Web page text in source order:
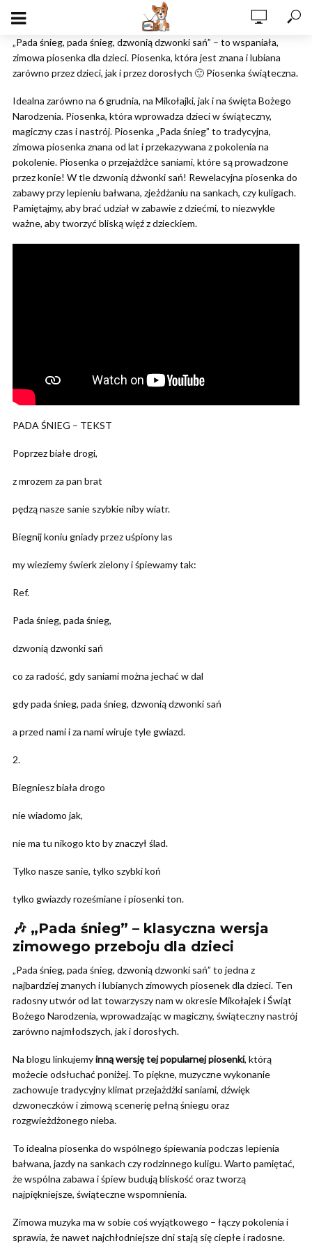
„Pada śnieg, pada śnieg, dzwonią dzwonki sań” – to wspaniała,
zimowa piosenka dla dzieci. Piosenka, która jest znana i lubiana
zarówno przez dzieci, jak i przez dorosłych 🙂 Piosenka świąteczna.
Idealna zarówno na 6 grudnia, na Mikołajki, jak i na święta Bożego
Narodzenia. Piosenka, która wprowadza dzieci w świąteczny,
magiczny czas i nastrój. Piosenka „Pada śnieg” to tradycyjna,
zimowa piosenka znana od lat i przekazywana z pokolenia na
pokolenie. Piosenka o przejażdżce saniami, które są prowadzone
przez konie! W tle dzwonią dźwonki sań! Rewelacyjna piosenka do
zabawy przy lepieniu bałwana, zjeżdżaniu na sankach, czy kuligach.
Pamiętajmy, aby brać udział w zabawie z dziećmi, to niezwykle
ważne, aby tworzyć bliską więź z dzieckiem.
PADA ŚNIEG – TEKST
Poprzez białe drogi,
z mrozem za pan brat
pędzą nasze sanie szybkie niby wiatr.
Biegnij koniu gniady przez uśpiony las
my wieziemy świerk zielony i śpiewamy tak:
Ref.
Pada śnieg, pada śnieg,
dzwonią dzwonki sań
co za radość, gdy saniami można jechać w dal
gdy pada śnieg, pada śnieg, dzwonią dzwonki sań
a przed nami i za nami wiruje tyle gwiazd.
2.
Biegniesz biała drogo
nie wiadomo jak,
nie ma tu nikogo kto by znaczył ślad.
Tylko nasze sanie, tylko szybki koń
tylko gwiazdy roześmiane i piosenki ton.
🎶 „Pada śnieg” – klasyczna wersja
zimowego przeboju dla dzieci
„Pada śnieg, pada śnieg, dzwonią dzwonki sań” to jedna z
najbardziej znanych i lubianych zimowych piosenek dla dzieci. Ten
radosny utwór od lat towarzyszy nam w okresie Mikołajek i Świąt
Bożego Narodzenia, wprowadzając w magiczny, świąteczny nastrój
zarówno najmłodszych, jak i dorosłych.
Na blogu linkujemyinną wersję tej popularnej piosenki, którą
możecie odsłuchać poniżej. To piękne, muzyczne wykonanie
zachowuje tradycyjny klimat przejażdżki saniami, dźwięk
dzwoneczków i zimową scenerię pełną śniegu oraz
rozgwieżdżonego nieba.
To idealna piosenka do wspólnego śpiewania podczas lepienia
bałwana, jazdy na sankach czy rodzinnego kuligu. Warto pamiętać,
że wspólna zabawa i śpiew budują bliskość oraz tworzą
najpiękniejsze, świąteczne wspomnienia.
Zimowa muzyka ma w sobie coś wyjątkowego – łączy pokolenia i
sprawia, że nawet najchłodniejsze dni stają się ciepłe i radosne.